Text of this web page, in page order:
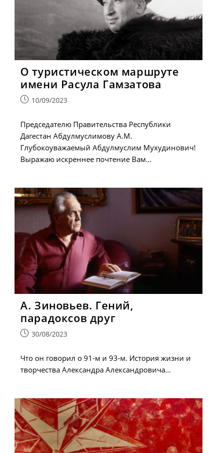
О туристическом маршруте
имени Расула Гамзатова
Запись10/09/2023
Председателю Правительства Республики
Дагестан Абдулмуслимову А.М.
Глубокоуважаемый Абдулмуслим Мухудинович!
Выражаю искреннее почтение Вам…
А. Зиновьев. Гений,
парадоксов друг
Запись30/08/2023
Что он говорил о 91-м и 93-м. История жизни и
творчества Александра Александровича…